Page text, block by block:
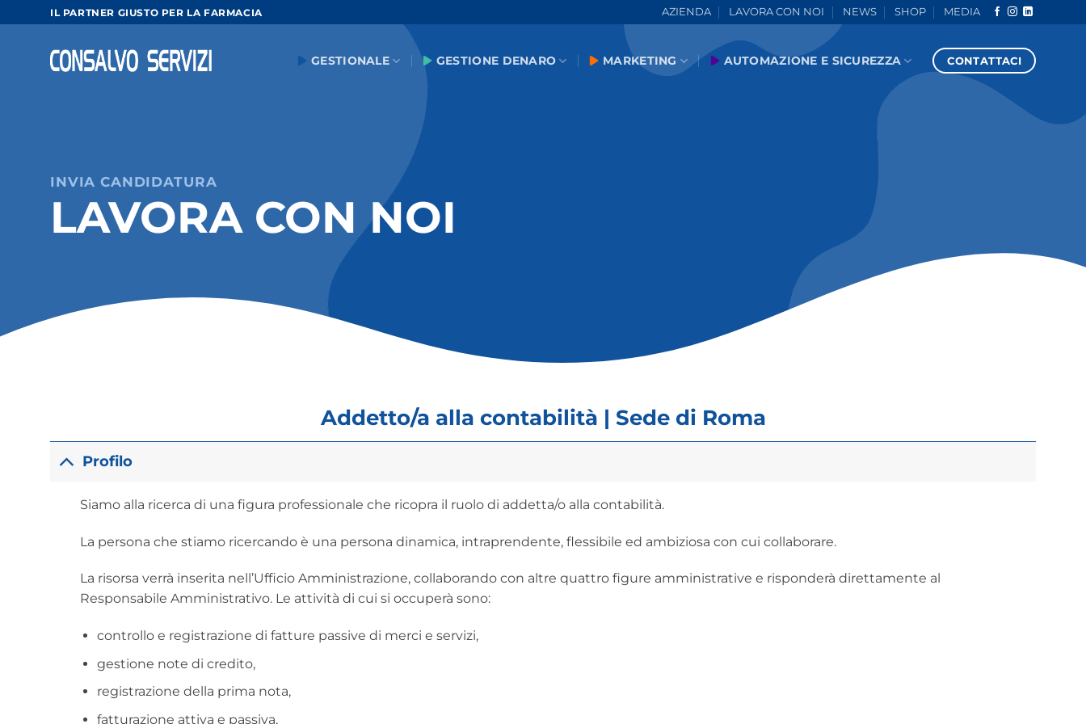
ai
contenuti
IL PARTNER GIUSTO PER LA FARMACIA AZIENDA LAVORA CON NOI NEWS SHOP MEDIA
GESTIONALE GESTIONE DENARO MARKETING AUTOMAZIONE E SICUREZZA CONTATTACI
INVIA CANDIDATURA
LAVORA CON NOI
Addetto/a alla contabilità | Sede di Roma
Profilo
Siamo alla ricerca di una figura professionale che ricopra il ruolo di addetta/o alla contabilità.
La persona che stiamo ricercando è una persona dinamica, intraprendente, flessibile ed ambiziosa con cui collaborare.
La risorsa verrà inserita nell’Ufficio Amministrazione, collaborando con altre quattro figure amministrative e risponderà direttamente al
Responsabile Amministrativo. Le attività di cui si occuperà sono:
controllo e registrazione di fatture passive di merci e servizi,
gestione note di credito,
registrazione della prima nota,
fatturazione attiva e passiva,